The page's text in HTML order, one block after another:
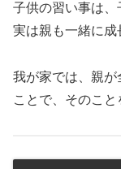
子供の習い事は、
実は親も一緒に成
我が家では、親が
ことで、そのこと